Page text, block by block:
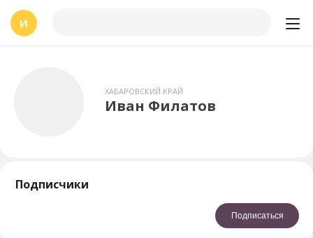
И
ХАБАРОВСКИЙ КРАЙ
Иван Филатов
Подписчики
Подписаться